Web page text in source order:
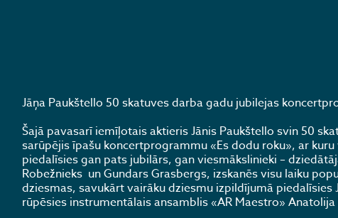
Jāņa Paukštello 50 skatuves darba gadu jubilejas
Šajā pavasarī iemīļotais aktieris Jānis Paukštello svin 50
sarūpējis īpašu koncertprogrammu «Es dodu roku», ar
piedalīsies gan pats jubilārs, gan viesmākslinieki –
Robežnieks un Gundars Grasbergs, izskanēs visu laiku
dziesmas, savukārt vairāku dziesmu izpildījumā
rūpēsies instrumentālais ansamblis «AR Maestro»